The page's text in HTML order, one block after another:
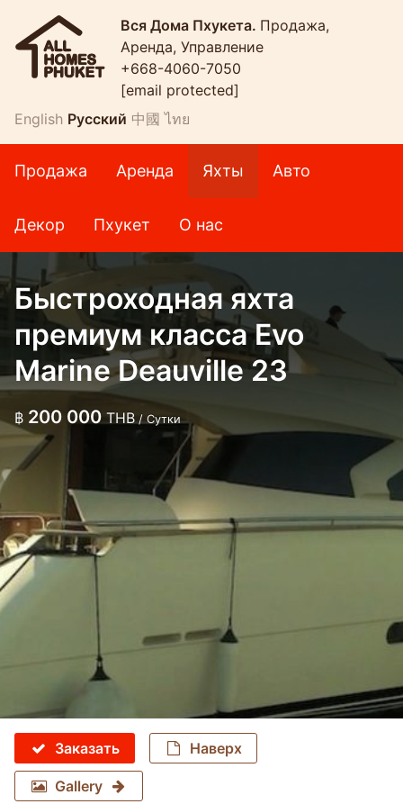
Вся Дома Пхукета. Продажа,
Аренда, Управление
+668-4060-7050
[email protected]
English Русский 中國 ไทย
Продажа Аренда Яхты Авто
Декор Пхукет О нас
Быстроходная яхта
премиум класса Evo
Marine Deauville 23
฿ 200 000 THB/ Сутки
Заказать Наверх
Gallery